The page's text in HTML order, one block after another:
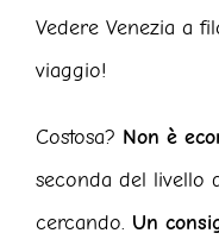
Vedere Venezia a
viaggio!
Costosa? Non è
seconda del livello
cercando. Un